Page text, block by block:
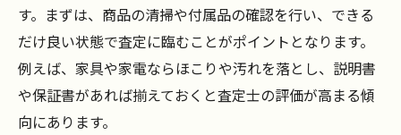
す。まずは、商品の清掃や付属品の確認を行い、できる
だけ良い状態で査定に臨むことがポイントとなります。
例えば、家具や家電ならほこりや汚れを落とし、説明書
や保証書があれば揃えておくと査定士の評価が高まる傾
向にあります。